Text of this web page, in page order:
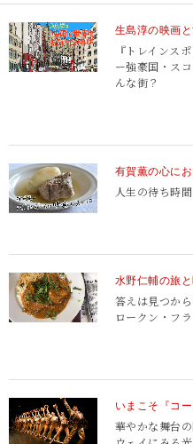
生島淳の映画
『トレインス
ー強豪国・ス
んな街？
有賀薫の心に
人生の待ち時
水野仁輔の旅
答えは見つか
ロークン・フラ
いまこそ『コ
華やかな舞台